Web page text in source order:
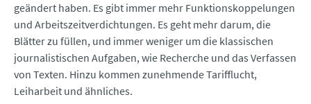
geändert haben. Es gibt immer mehr Funktionskoppelungen
und Arbeitszeitverdichtungen. Es geht mehr darum, die
Blätter zu füllen, und immer weniger um die klassischen
journalistischen Aufgaben, wie Recherche und das Verfassen
von Texten. Hinzu kommen zunehmende Tarifflucht,
Leiharbeit und ähnliches.